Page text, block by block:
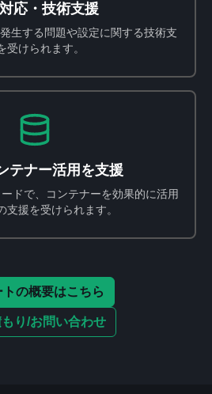
応・技術支援
生する問題や設定に関する技術支
受けられます。
テナー活用を支援
ドで、コンテナーを効果的に活用
支援を受けられます。
の概要はこちら
り/お問い合わせ